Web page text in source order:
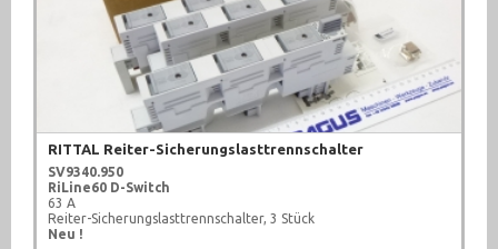
RITTAL Reiter-Sicherungslasttrennschalter
SV9340.950
RiLine60 D-Switch
63 A
Reiter-Sicherungslasttrennschalter, 3 Stück
Neu !